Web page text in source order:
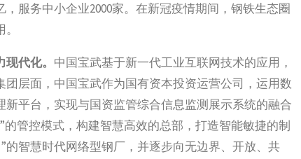
服务中小企业2000家。在新冠疫情期间，钢铁生态圈
代化。 中国宝武基于新一代工业互联网技术的应用，
层面，中国宝武作为国有资本投资运营公司，运用数
平台，实现与国资监管综合信息监测展示系统的融合
管控模式，构建智慧高效的总部，打造智能敏捷的制
的智慧时代网络型钢厂，并逐步向无边界、开放、共